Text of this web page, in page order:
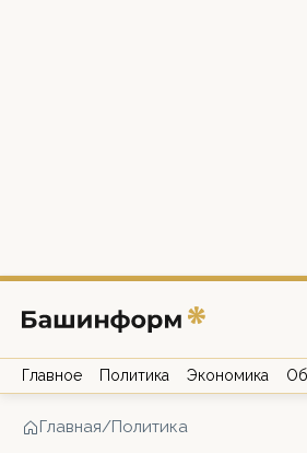
Главное Политика Экономика
Главная/Политика